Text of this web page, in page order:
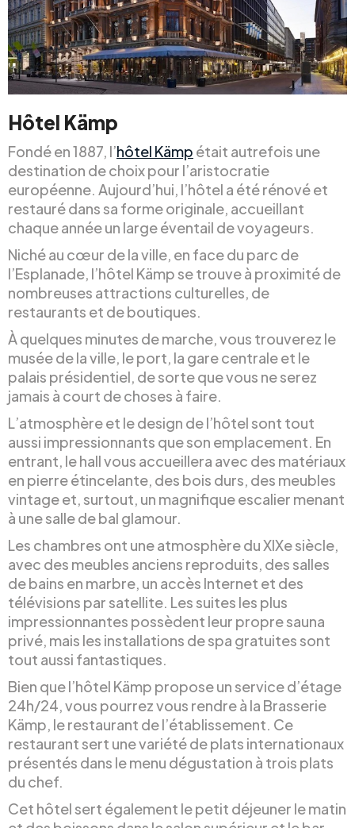
Hôtel Kämp
Fondé en 1887, l’hôtel Kämp était autrefois une
destination de choix pour l’aristocratie
européenne. Aujourd’hui, l’hôtel a été rénové et
restauré dans sa forme originale, accueillant
chaque année un large éventail de voyageurs.
Niché au cœur de la ville, en face du parc de
l’Esplanade, l’hôtel Kämp se trouve à proximité de
nombreuses attractions culturelles, de
restaurants et de boutiques.
À quelques minutes de marche, vous trouverez le
musée de la ville, le port, la gare centrale et le
palais présidentiel, de sorte que vous ne serez
jamais à court de choses à faire.
L’atmosphère et le design de l’hôtel sont tout
aussi impressionnants que son emplacement. En
entrant, le hall vous accueillera avec des matériaux
en pierre étincelante, des bois durs, des meubles
vintage et, surtout, un magnifique escalier menant
à une salle de bal glamour.
Les chambres ont une atmosphère du XIXe siècle,
avec des meubles anciens reproduits, des salles
de bains en marbre, un accès Internet et des
télévisions par satellite. Les suites les plus
impressionnantes possèdent leur propre sauna
privé, mais les installations de spa gratuites sont
tout aussi fantastiques.
Bien que l’hôtel Kämp propose un service d’étage
24h/24, vous pourrez vous rendre à la Brasserie
Kämp, le restaurant de l’établissement. Ce
restaurant sert une variété de plats internationaux
présentés dans le menu dégustation à trois plats
du chef.
Cet hôtel sert également le petit déjeuner le matin